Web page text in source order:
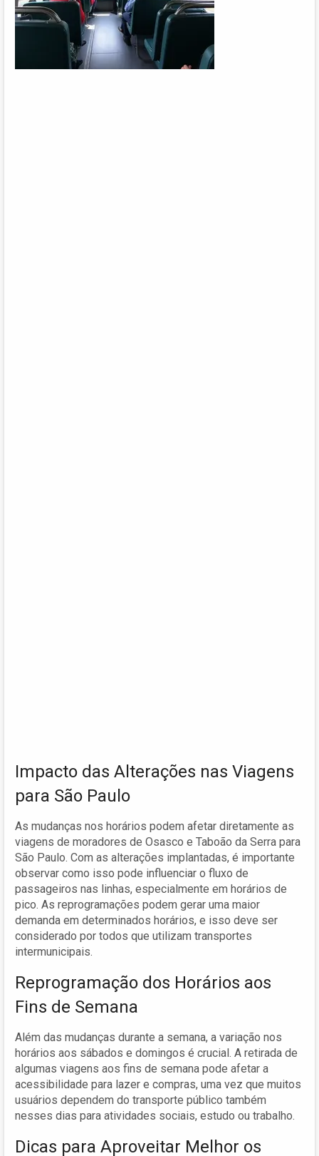
Impacto das Alterações nas Viagens
para São Paulo
As mudanças nos horários podem afetar diretamente as
viagens de moradores de Osasco e Taboão da Serra para
São Paulo. Com as alterações implantadas, é importante
observar como isso pode influenciar o fluxo de
passageiros nas linhas, especialmente em horários de
pico. As reprogramações podem gerar uma maior
demanda em determinados horários, e isso deve ser
considerado por todos que utilizam transportes
intermunicipais.
Reprogramação dos Horários aos
Fins de Semana
Além das mudanças durante a semana, a variação nos
horários aos sábados e domingos é crucial. A retirada de
algumas viagens aos fins de semana pode afetar a
acessibilidade para lazer e compras, uma vez que muitos
usuários dependem do transporte público também
nesses dias para atividades sociais, estudo ou trabalho.
Dicas para Aproveitar Melhor os